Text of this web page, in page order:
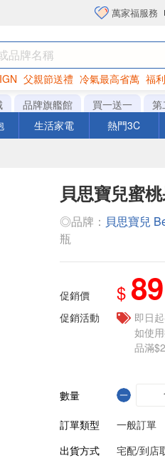
萬家福服務
父親節送禮 冷氣最高省萬 福
衛生紙
品牌旗艦館 買一送一 第
生活家電 熱門3C
貝思寶兒蜜
◎品牌： 貝思寶兒
瓶
促銷價 $ 89
促銷活動
即日
如使
品滿
數量
訂單類型
一般訂單
出貨方式
宅配/到店